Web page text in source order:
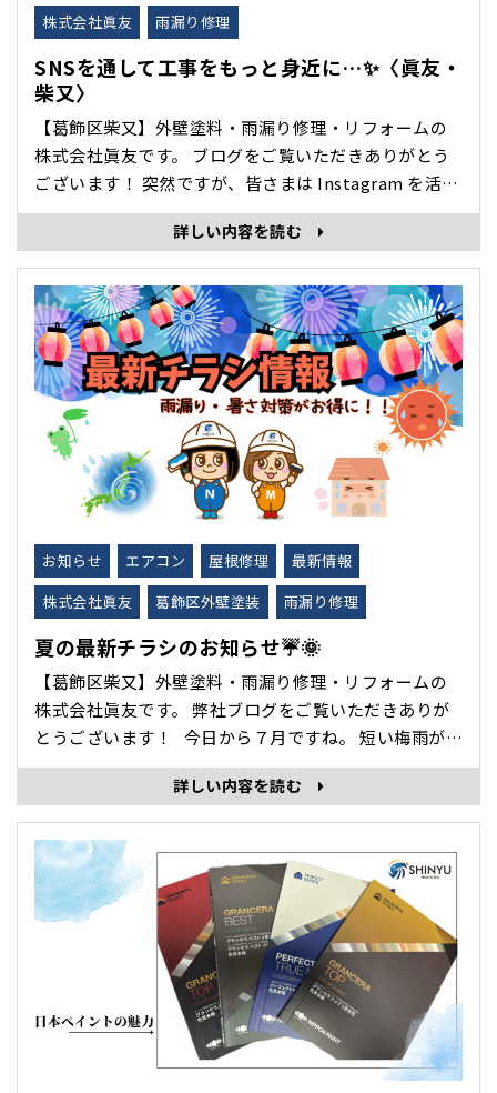
株式会社眞友 雨漏り修理
SNSを通して工事をもっと身近に…✨〈眞友・
柴又〉
【葛飾区柴又】外壁塗料・雨漏り修理・リフォームの
株式会社眞友です。 ブログをご覧いただきありがとう
ございます！ 突然ですが、皆さまは Instagram を活用
されていますか？ 眞友では、日々の施工事例や現場の
様子をInstagramで発信しています！ ・ビフォーアフ
ターでわかりやすい施工事例 ・工事に関する解説 ・季
節ごとのメンテナンス情報やお役立ち情報 ･･･
詳しい内容を読む
お知らせ エアコン 屋根修理
最新情報
株式会社眞友
葛飾区外壁塗装 雨漏り修理
夏の最新チラシのお知らせ☔🌞
【葛飾区柴又】外壁塗料・雨漏り修理・リフォームの
株式会社眞友です。 弊社ブログをご覧いただきありが
とうございます！ 今日から７月ですね。 短い梅雨が明
け、毎日厳しい暑さが続いてます…😅💦 今年は雨少な
いから…と、油断していませんか？ ７月～９月はゲリ
ラ豪雨や台風が増える季節でもあり･･･
詳しい内容を読む